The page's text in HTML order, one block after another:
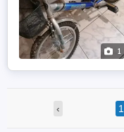
1
‹ 1